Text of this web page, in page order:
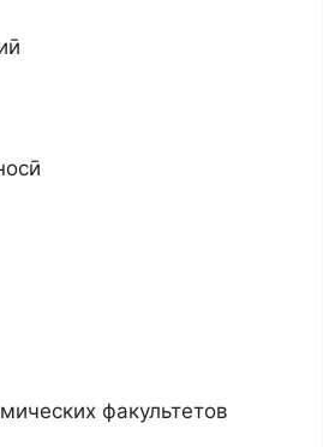
факультетов